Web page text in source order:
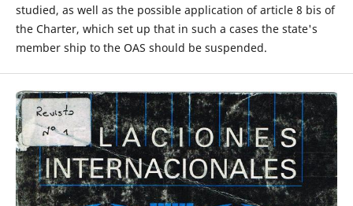
studied, as well as the possible application of article 8 bis of
the Charter, which set up that in such a cases the state's
member ship to the OAS should be suspended.